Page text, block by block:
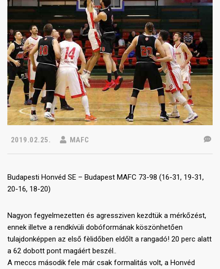
2019.02.25. MAFC
Budapesti Honvéd SE – Budapest MAFC 73-98 (16-31, 19-31,
20-16, 18-20)
Nagyon fegyelmezetten és agressziven kezdtük a mérkőzést,
ennek illetve a rendkívüli dobóformának köszönhetően
tulajdonképpen az első fèlidőben eldőlt a rangadó! 20 perc alatt
a 62 dobott pont magáért beszél..
A meccs második fele már csak formalitás volt, a Honvéd